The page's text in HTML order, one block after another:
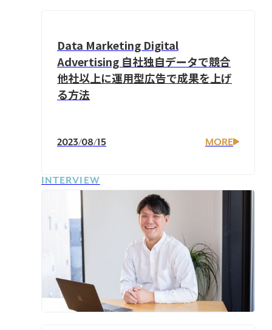
Data Marketing Digital
Advertising 自社独自データで競合
他社以上に運用型広告で成果を上げ
る方法
2023/08/15 MORE
INTERVIEW